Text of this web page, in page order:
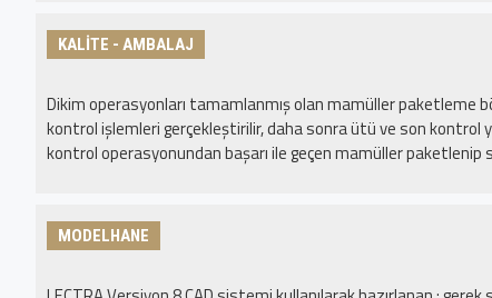
KALİTE - AMBALAJ
Dikim operasyonları tamamlanmış olan mamüller paketleme
kontrol işlemleri gerçekleştirilir, daha sonra ütü ve son kontrol
kontrol operasyonundan başarı ile geçen mamüller paketlenip
MODELHANE